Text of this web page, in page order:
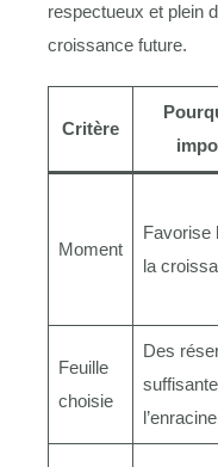
respectueux et plein
croissance future.
Critère
Moment
Favorise
la
Feuille
choisie
Des